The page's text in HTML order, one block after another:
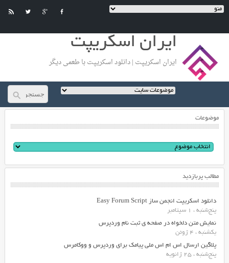
ایران اسکریپت
ایران اسکریپت | دانلود اسکریپت با طعمی دیگر
موضوعات
مطالب پربازدید
دانلود اسکریپت انجمن ساز Easy Forum Script
پنج‌شنبه ، 1 سپتامبر
نمایش متن دلخواه در صفحه ی ثبت نام وردپرس
یکشنبه ، 4 ژوئن
پلاگین ارسال اس ام اس ملی پیامک برای وردپرس و ووکامرس
پنج‌شنبه ، 25 ژانویه